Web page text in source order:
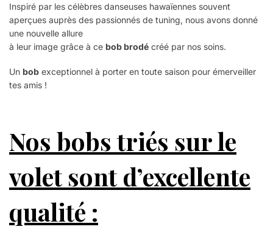
Inspiré par les célèbres danseuses hawaïennes souvent
aperçues auprès des passionnés de tuning, nous avons donné
une nouvelle allure
à leur image grâce à ce bob brodé créé par nos soins.
Un bob exceptionnel à porter en toute saison pour émerveiller
tes amis !
Nos bobs triés sur le
volet sont d’excellente
qualité :